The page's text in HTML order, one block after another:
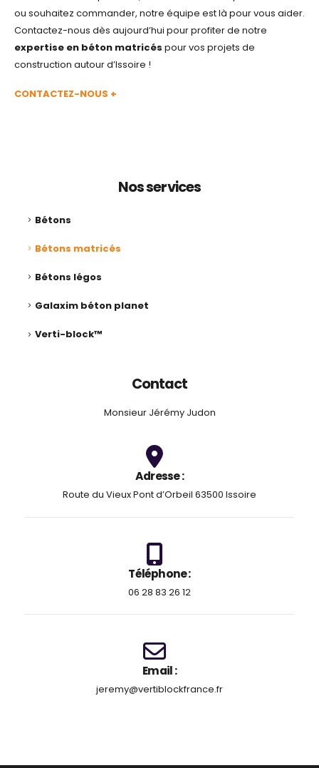
ou souhaitez commander, notre équipe est là pour vous aider.
Contactez-nous dès aujourd’hui pour profiter de notre
expertise en béton matricés pour vos projets de
construction autour d’Issoire !
CONTACTEZ-NOUS +
Nos services
Bétons
Bétons matricés
Bétons légos
Galaxim béton planet
Verti-block™
Contact
Monsieur Jérémy Judon
Adresse :
Route du Vieux Pont d’Orbeil 63500 Issoire
Téléphone :
06 28 83 26 12
Email :
jeremy@vertiblockfrance.fr